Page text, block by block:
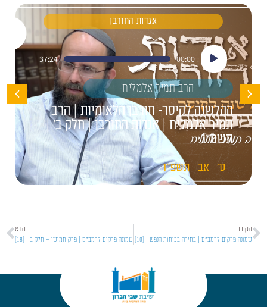
אגדות החורבן
נגן
אודיו
00:00
37:24
הרב תמיר אלמליח
ההלשנה לקיסר- חורבן הלאומיות | הרב
תמיר אלמליח | אגדות החורבן | חלק ב' |
תשפ"ו
ט' אב תשפ"ו
הקודם
שמונה פרקים לרמב"ם | בחירה בכוחות הנפש | [10]
הבא
שמונה פרקים לרמב"ם | פרק חמישי – חלק ב | [18]